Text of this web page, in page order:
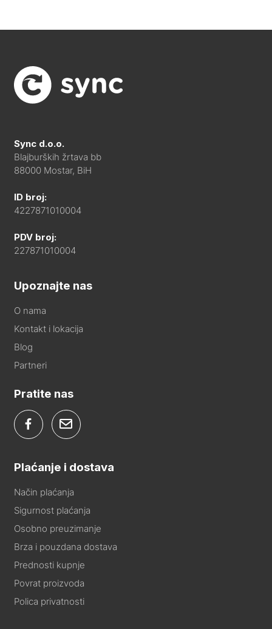
Sync d.o.o.
Blajburških žrtava bb
88000 Mostar, BiH
ID broj:
4227871010004
PDV broj:
227871010004
Upoznajte nas
O nama
Kontakt i lokacija
Blog
Partneri
Pratite nas
Plaćanje i dostava
Način plaćanja
Sigurnost plaćanja
Osobno preuzimanje
Brza i pouzdana dostava
Prednosti kupnje
Povrat proizvoda
Polica privatnosti